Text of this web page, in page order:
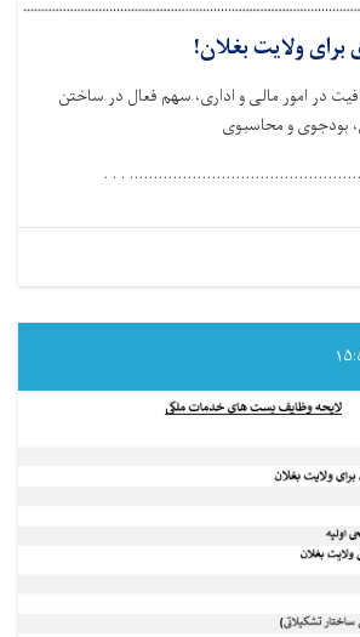
برای ولایت بغلان!
در امور مالی و اداری، سھم فعال در ساختن
بودجوی و محاسبوی